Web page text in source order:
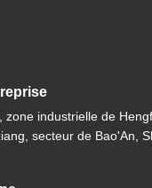
zone industrielle de
secteur de Bao'An,